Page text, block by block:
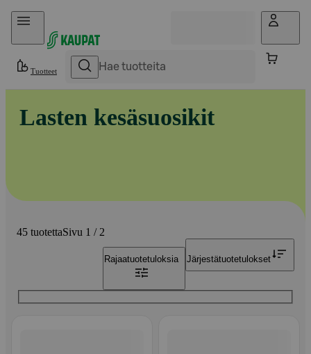
Hyppää sisältöön
Tuotteet
Lasten kesäsuosikit
45 tuotettaSivu 1 / 2
Rajaatuotetuloksia Järjestätuotetulokset